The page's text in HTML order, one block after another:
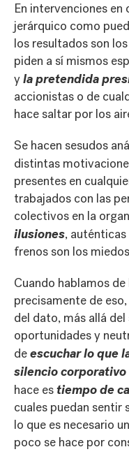
En intervenciones
jerárquico como
los resultados son
piden a sí mismos
yla pretendida
accionistas o de
hace saltar por los
Se hacen sesudos
distintas
presentes en
trabajados con las
colectivos en la
ilusiones,
frenos son los
Cuando hablamos
precisamente de
del dato, más allá
oportunidades y
deescuchar lo que
silencio corporativo
hace estiempo de
cuales puedan sentir
lo que es necesario
poco se hace por